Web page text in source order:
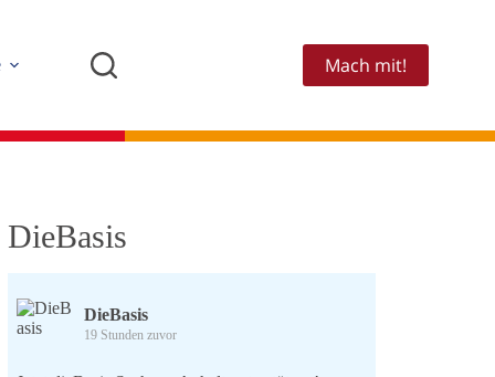
Mach mit!
DieBasis
DieBasis
19 Stunden zuvor